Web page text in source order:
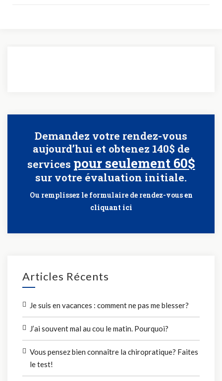
Demandez votre rendez-vous
aujourd’hui et obtenez 140$ de
services pour seulement 60$
sur votre évaluation initiale.
Ou remplissez le formulaire de rendez-vousen
cliquant ici
Articles Récents
Je suis en vacances : comment ne pas me blesser?
J’ai souvent mal au cou le matin. Pourquoi?
Vous pensez bien connaître la chiropratique? Faites
le test!